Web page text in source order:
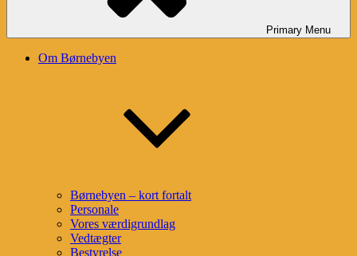
Primary Menu
Om Børnebyen
Børnebyen – kort fortalt
Personale
Vores værdigrundlag
Vedtægter
Bestyrelse